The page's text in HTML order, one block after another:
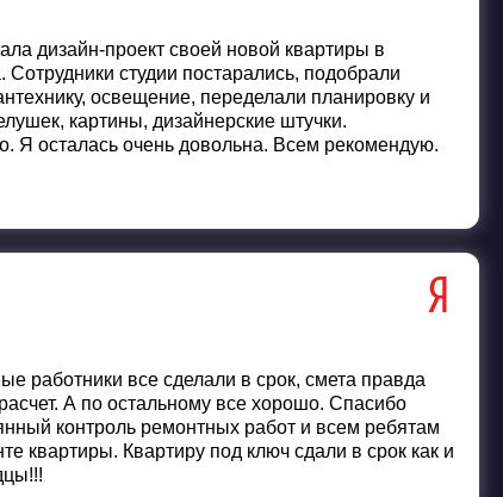
дизайн-проект своей новой квартиры в
студии постарались, подобрали
освещение, переделали планировку и
картины, дизайнерские штучки.
Я осталась очень довольна. Всем рекомендую.
работники все сделали в срок, смета правда
А по остальному все хорошо. Спасибо
контроль ремонтных работ и всем ребятам
квартиры. Квартиру под ключ сдали в срок как и